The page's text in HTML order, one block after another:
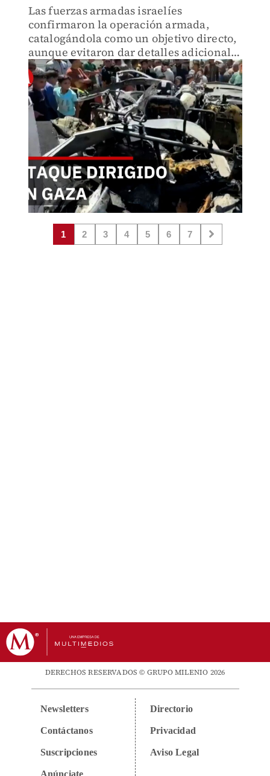
Las fuerzas armadas israelíes
confirmaron la operación armada,
catalogándola como un objetivo directo,
aunque evitaron dar detalles adicionales
sobre la identidad o las actividades de
las personas que se encontraban dentro
de la unidad destruida.
1 2 3 4 5 6 7
DERECHOS RESERVADOS © GRUPO MILENIO 2026
Newsletters
Contáctanos
Suscripciones
Anúnciate
Directorio
Privacidad
Aviso Legal